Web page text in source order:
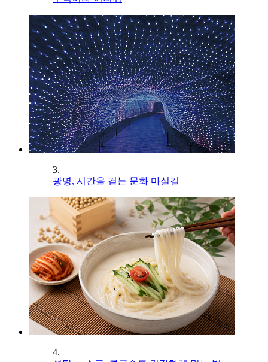
3.
광명, 시간을 걷는 문화 마실길
4.